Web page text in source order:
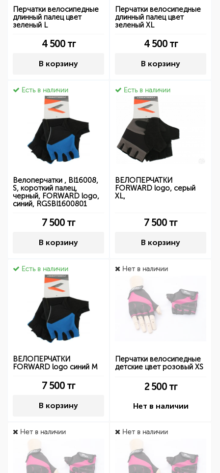
Перчатки велосипедные
длинный палец цвет
зеленый L
4 500тг
В корзину
Перчатки велосипедные
длинный палец цвет
зеленый XL
4 500тг
В корзину
Есть в наличии
Велоперчатки , BI16008,
S, короткий палец,
черный, FORWARD logo,
синий, RGSBI1600801
7 500 тг
В корзину
Есть в наличии
ВЕЛОПЕРЧАТКИ
FORWARD logo, серый
XL,
7 500 тг
В корзину
Есть в наличии
ВЕЛОПЕРЧАТКИ
FORWARD logo синий M
7 500 тг
В корзину
Нет в наличии
Перчатки велосипедные
детские цвет розовый XS
2 500тг
Нет в наличии
Нет в наличии Нет в наличии